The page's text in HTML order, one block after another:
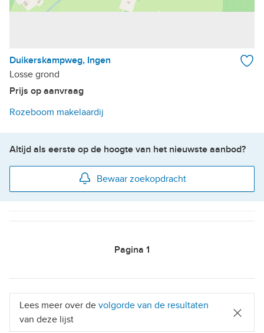
Duikerskampweg, Ingen
Losse grond
Prijs op aanvraag
Rozeboom makelaardij
Altijd als eerste op de hoogte van het nieuwste aanbod?
Bewaar zoekopdracht
Pagina 1
Lees meer over de volgorde van de resultaten
van deze lijst